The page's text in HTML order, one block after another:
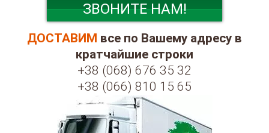
ЗВОНИТЕ НАМ!
ДОСТАВИМ все по Вашему адресу в
кратчайшие строки
+38 (068) 676 35 32
+38 (066) 810 15 65